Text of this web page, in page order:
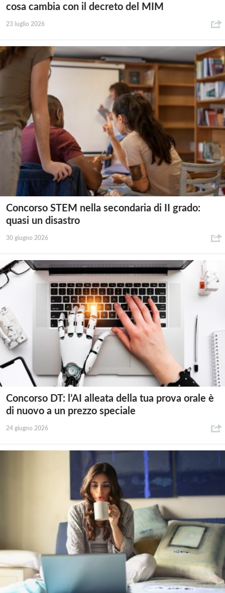
cosa cambia con il decreto del MIM
23 luglio 2026
Concorso STEM nella secondaria di II grado:
quasi un disastro
30 giugno 2026
Concorso DT: l’AI alleata della tua prova orale è
di nuovo a un prezzo speciale
24 giugno 2026